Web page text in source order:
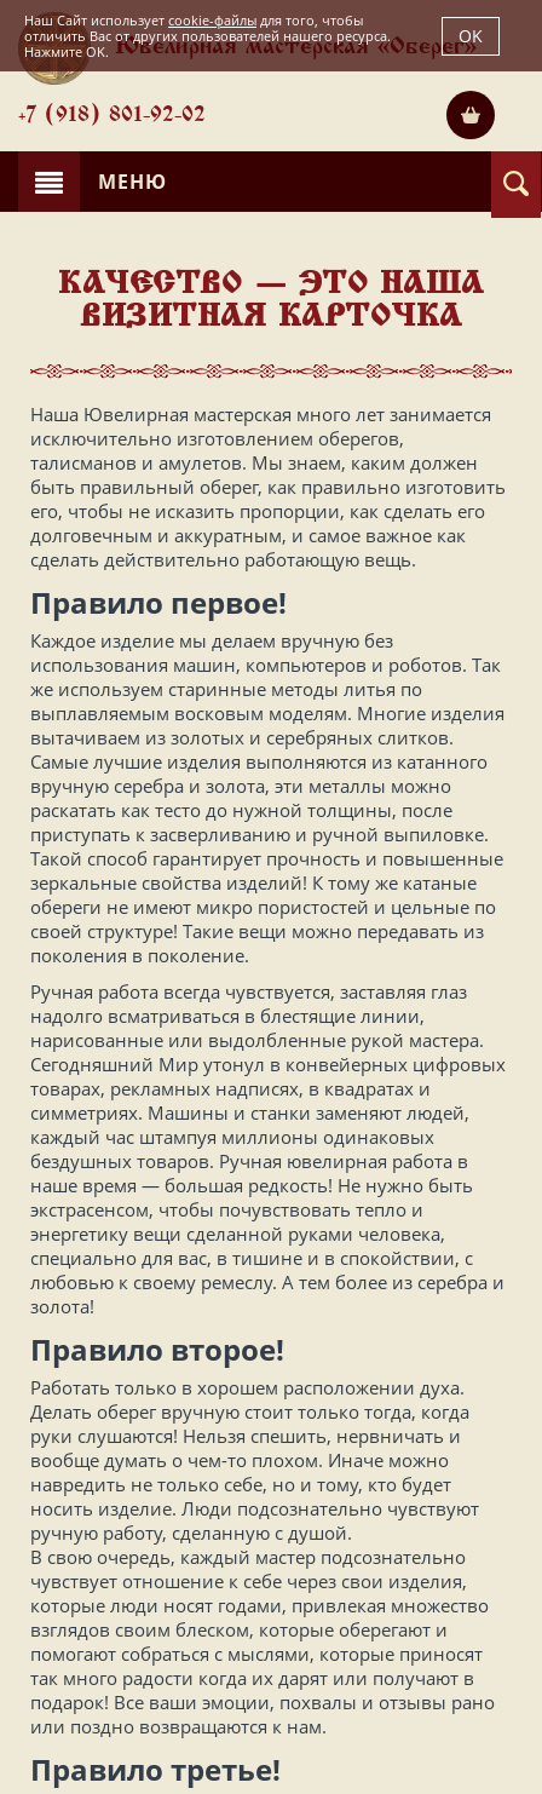
Ювелирная мастерская «Оберег»
+7 (918) 801-92-02
МЕНЮ
КАЧЕСТВО — ЭТО НАША
ВИЗИТНАЯ КАРТОЧКА
Наша Ювелирная мастерская много лет занимается
исключительно изготовлением оберегов,
талисманов и амулетов. Мы знаем, каким должен
быть правильный оберег, как правильно изготовить
его, чтобы не исказить пропорции, как сделать его
долговечным и аккуратным, и самое важное как
сделать действительно работающую вещь.
Правило первое!
Каждое изделие мы делаем вручную без
использования машин, компьютеров и роботов. Так
же используем старинные методы литья по
выплавляемым восковым моделям. Многие изделия
вытачиваем из золотых и серебряных слитков.
Самые лучшие изделия выполняются из катанного
вручную серебра и золота, эти металлы можно
раскатать как тесто до нужной толщины, после
приступать к засверливанию и ручной выпиловке.
Такой способ гарантирует прочность и повышенные
зеркальные свойства изделий! К тому же катаные
обереги не имеют микро пористостей и цельные по
своей структуре! Такие вещи можно передавать из
поколения в поколение.
Ручная работа всегда чувствуется, заставляя глаз
надолго всматриваться в блестящие линии,
нарисованные или выдолбленные рукой мастера.
Сегодняшний Мир утонул в конвейерных цифровых
товарах, рекламных надписях, в квадратах и
симметриях. Машины и станки заменяют людей,
каждый час штампуя миллионы одинаковых
бездушных товаров. Ручная ювелирная работа в
наше время — большая редкость! Не нужно быть
экстрасенсом, чтобы почувствовать тепло и
энергетику вещи сделанной руками человека,
специально для вас, в тишине и в спокойствии, с
любовью к своему ремеслу. А тем более из серебра и
золота!
Правило второе!
Работать только в хорошем расположении духа.
Делать оберег вручную стоит только тогда, когда
руки слушаются! Нельзя спешить, нервничать и
вообще думать о чем-то плохом. Иначе можно
навредить не только себе, но и тому, кто будет
носить изделие. Люди подсознательно чувствуют
ручную работу, сделанную с душой.
В свою очередь, каждый мастер подсознательно
чувствует отношение к себе через свои изделия,
которые люди носят годами, привлекая множество
взглядов своим блеском, которые оберегают и
помогают собраться с мыслями, которые приносят
так много радости когда их дарят или получают в
подарок! Все ваши эмоции, похвалы и отзывы рано
или поздно возвращаются к нам.
Правило третье!
Наш Сайт использует cookie-файлы для того, чтобы
отличить Вас от других пользователей нашего ресурса.
Нажмите OK.
OK